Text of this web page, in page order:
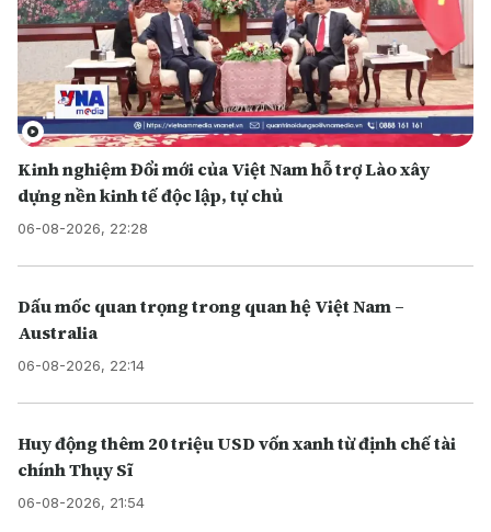
Kinh nghiệm Đổi mới của Việt Nam hỗ trợ Lào xây
dựng nền kinh tế độc lập, tự chủ
06-08-2026, 22:28
Dấu mốc quan trọng trong quan hệ Việt Nam –
Australia
06-08-2026, 22:14
Huy động thêm 20 triệu USD vốn xanh từ định chế tài
chính Thụy Sĩ
06-08-2026, 21:54